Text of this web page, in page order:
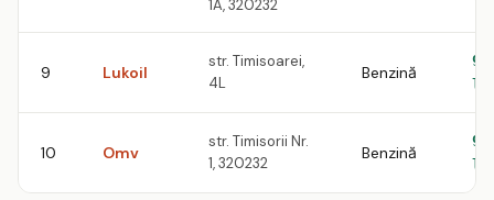
1A, 320232
9 Lukoil
str. Timisoarei,
4L
Benzină
10 Omv
str. Timisorii Nr.
1, 320232
Benzină